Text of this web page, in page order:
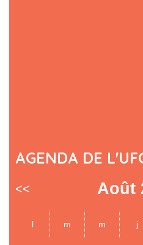
AGENDA DE
<< Août
l m m j